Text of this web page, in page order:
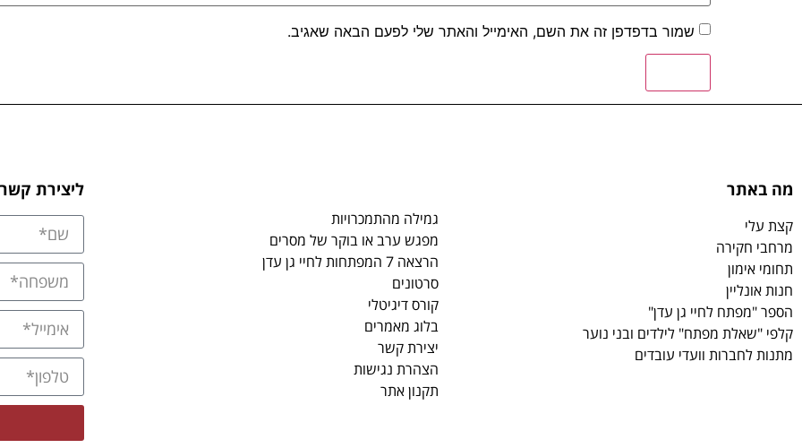
שמור בדפדפן זה את השם, האימייל והאתר שלי לפעם הבאה שאגיב.
מה באתר
קצת עלי
מרחבי חקירה
תחומי אימון
חנות אונליין
הספר "מפתח לחיי גן עדן"
קלפי "שאלת מפתח" לילדים ובני נוער
מתנות לחברות וועדי עובדים
גמילה מהתמכרויות
מפגש ערב או בוקר של מסרים
הרצאה 7 המפתחות לחיי גן עדן
סרטונים
קורס דיגיטלי
בלוג מאמרים
יצירת קשר
הצהרת נגישות
תקנון אתר
ליצירת קשר